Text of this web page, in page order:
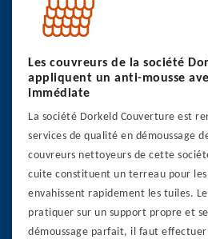
Les couvreurs de la société
appliquent un anti-mousse
immédiate
La société Dorkeld Couverture est
services de qualité en démoussage
couvreurs nettoyeurs de cette
cuite constituent un terreau pour les
envahissent rapidement les tuiles.
pratiquer sur un support propre et
démoussage parfait, il faut